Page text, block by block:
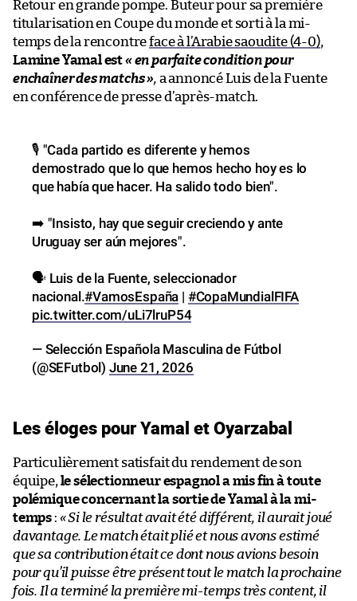
Retour en grande pompe. Buteur pour sa première
titularisation en Coupe du monde et sorti à la mi-
temps de la rencontreface à l’Arabie saoudite (4-0),
Lamine Yamal est« en parfaite condition pour
enchaîner des matchs », a annoncé Luis de la Fuente
en conférence de presse d’après-match.
🎙️ "Cada partido es diferente y hemos
demostrado que lo que hemos hecho hoy es lo
que había que hacer. Ha salido todo bien".
➡️ "Insisto, hay que seguir creciendo y ante
Uruguay ser aún mejores".
🗣️ Luis de la Fuente, seleccionador
nacional.#VamosEspaña | #CopaMundialFIFA
pic.twitter.com/uLi7lruP54
— Selección Española Masculina de Fútbol
(@SEFutbol) June 21, 2026
Les éloges pour Yamal et Oyarzabal
Particulièrement satisfait du rendement de son
équipe, le sélectionneur espagnol a mis fin à toute
polémique concernant la sortie de Yamal à la mi-
temps : « Si le résultat avait été différent, il aurait joué
davantage. Le match était plié et nous avons estimé
que sa contribution était ce dont nous avions besoin
pour qu’il puisse être présent tout le match la prochaine
fois. Il a terminé la première mi-temps très content, il